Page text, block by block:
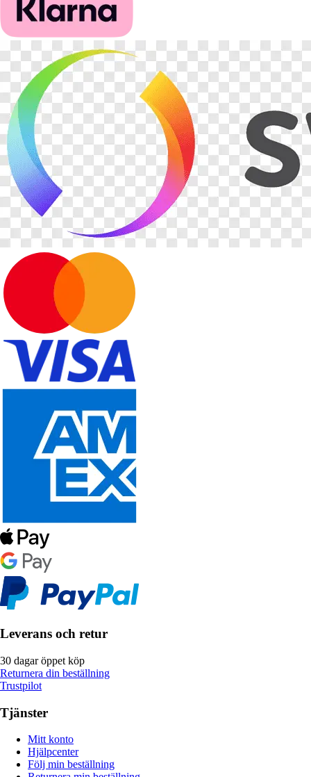
Leverans och retur
30 dagar öppet köp
Returnera din beställning
Trustpilot
Tjänster
Mitt konto
Hjälpcenter
Följ min beställning